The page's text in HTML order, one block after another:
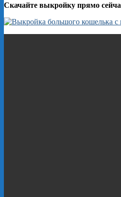
Скачайте выкройку прямо